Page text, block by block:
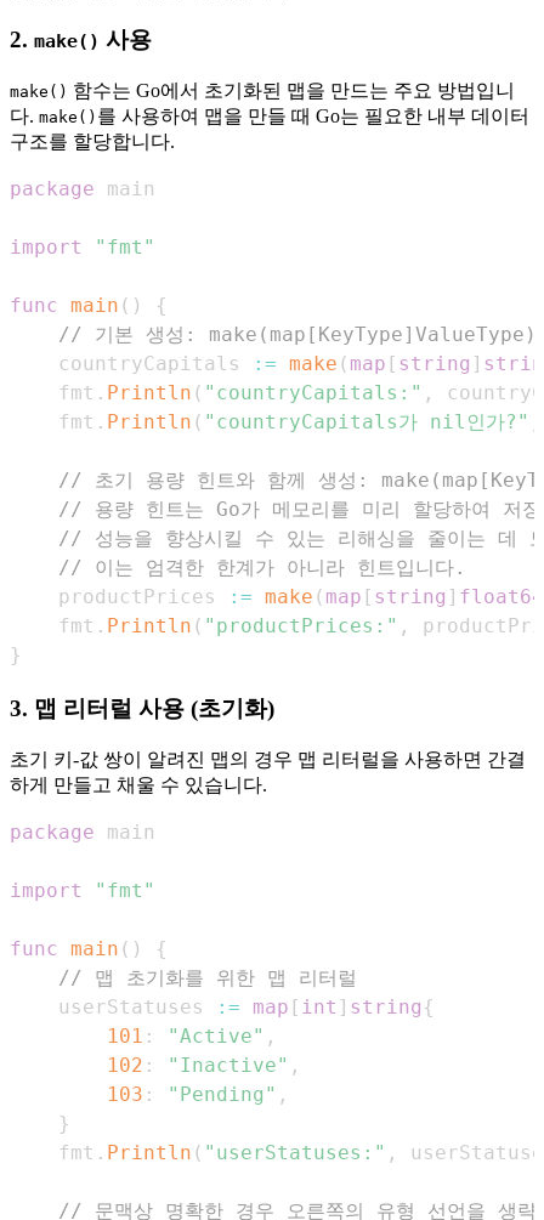
2. make() 사용
make() 함수는 Go에서 초기화된 맵을 만드는 주요 방법입니
다. make() 를 사용하여 맵을 만들 때 Go는 필요한 내부 데이터
구조를 할당합니다.
package
import "fmt"
func main ( )
{
// 기본 생성: make(map[KeyType]ValueType)
    countryCapitals
:= make ( map [ string ]
    fmt
. Println ( "countryCapitals:" ,
    fmt
. Println ( "countryCapitals가 nil인가?"
// 초기 용량 힌트와 함께 생성:
// 용량 힌트는 Go가 메모리를 미리 할당하여 저
// 성능을 향상시킬 수 있는 리해싱을 줄이는 데
// 이는 엄격한 한계가 아니라 힌트입니다.
    productPrices
:= make ( map [ string ] float64
    fmt
. Println ( "productPrices:" ,
}
3. 맵 리터럴 사용 (초기화)
초기 키-값 쌍이 알려진 맵의 경우 맵 리터럴을 사용하면 간결
하게 만들고 채울 수 있습니다.
package
import "fmt"
func main ( )
{
// 맵 초기화를 위한 맵 리터럴
    userStatuses
:= map [ int ] string {
101 : "Active" ,
102 : "Inactive" ,
103 : "Pending" ,
}
    fmt
. Println ( "userStatuses:" ,
// 문맥상 명확한 경우 오른쪽의 유형 선언을 생